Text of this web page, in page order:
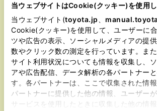
当ウェブサイトはCookie(クッキー)を使用し
当ウェブサイト(toyota.jp
Cookie(クッキー)を使用して、ユーザーに
ツや広告の表示、ソーシャルメディアの提
数やクリック数の測定を行っています。ま
サイト利用状況についても情報を収集し、
アや広告配信、データ解析の各パートナー
す。各パートナーは、ここで収集された情
パートナーに提供した他の情報、ユーザー
サービスを使用したときに収集した他の情
身近なもので代用
難生活－
避難所でのプライバシー確
段ボールを使って居住環境
ついて紹介。
地震 風水害
避難時